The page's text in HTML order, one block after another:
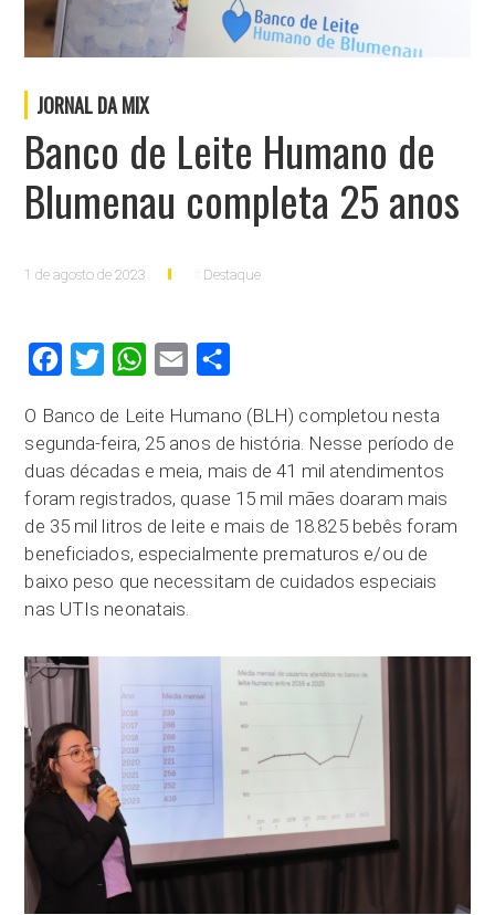
JORNAL DA MIX
Banco de Leite Humano de
Blumenau completa 25 anos
1 de agosto de 2023 Destaque
FacebookTwitter WhatsApp
Email
O Banco de Leite Humano (BLH) completou nesta
segunda-feira, 25 anos de história. Nesse período de
duas décadas e meia, mais de 41 mil atendimentos
foram registrados, quase 15 mil mães doaram mais
de 35 mil litros de leite e mais de 18.825 bebês foram
beneficiados, especialmente prematuros e/ou de
baixo peso que necessitam de cuidados especiais
nas UTIs neonatais.